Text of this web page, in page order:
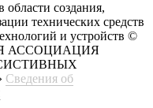
создания,
технических средств
и устройств ©
АССОЦИАЦИЯ
Сведения об